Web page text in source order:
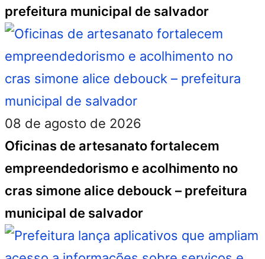
prefeitura municipal de salvador
08 de agosto de 2026
Oficinas de artesanato fortalecem
empreendedorismo e acolhimento no
cras simone alice debouck – prefeitura
municipal de salvador